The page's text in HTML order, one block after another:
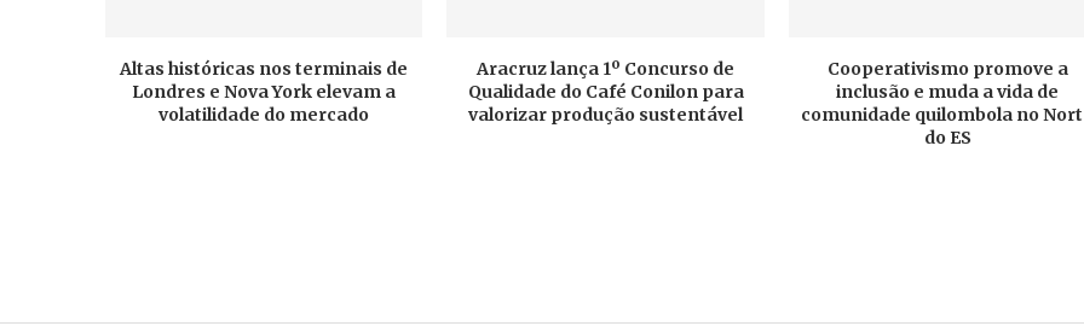
Altas históricas nos terminais de
Londres e Nova York elevam a
volatilidade do mercado
Aracruz lança 1º Concurso de
Qualidade do Café Conilon para
valorizar produção sustentável
Cooperativismo promove a
inclusão e muda a vida de
comunidade quilombola no
do ES